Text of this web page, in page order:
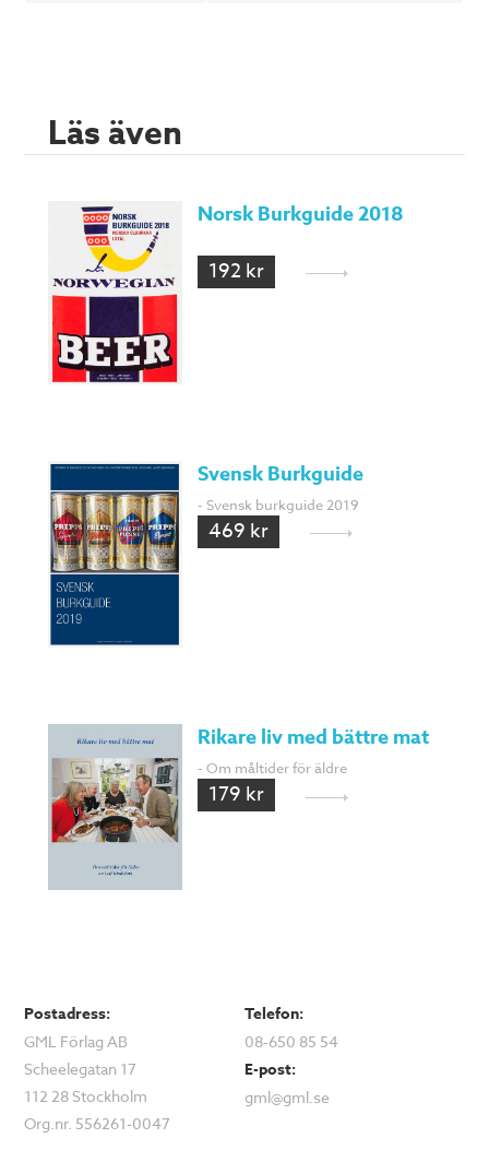
Läs även
Norsk Burkguide 2018
192 kr
Svensk Burkguide
- Svensk burkguide 2019
469 kr
Rikare liv med bättre mat
- Om måltider för äldre
179 kr
Postadress:
GML Förlag AB
Scheelegatan 17
112 28 Stockholm
Org.nr. 556261-0047
Telefon:
08-650 85 54
E-post:
gml@gml.se